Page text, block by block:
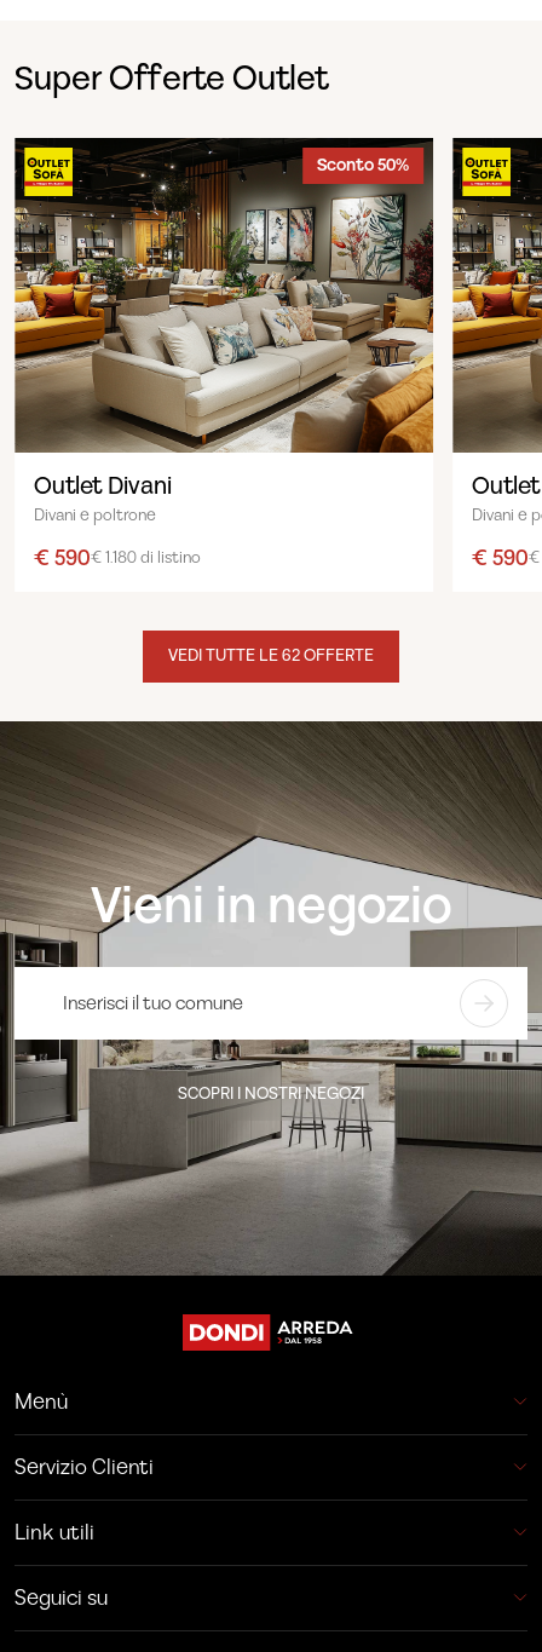
Super Offerte Outlet
Sconto 50%
Outlet Divani
Divani e poltrone
€ 590€ 1.180 di listino
Divani e
€ 590€
VEDI TUTTE LE 62 OFFERTE
Vieni in negozio
SCOPRI I NOSTRI NEGOZI
Menù
Servizio Clienti
Link utili
Seguici su